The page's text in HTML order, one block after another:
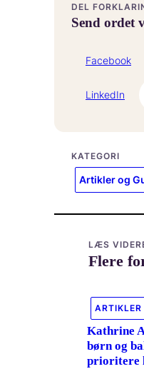
DEL
Send ordet
Facebook
LinkedIn
KATEGORI
Artikler og
LÆS
Flere
ARTIKLER
Kathrine
børn og
prioritere